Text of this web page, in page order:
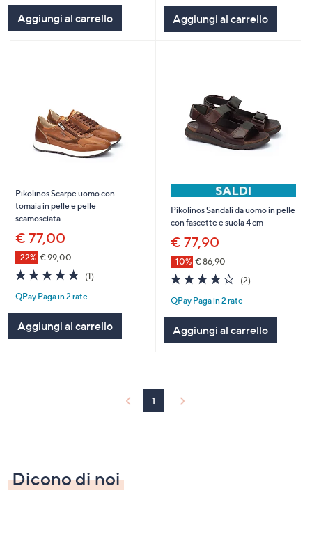
Aggiungi al carrello Aggiungi al carrello
Pikolinos Scarpe uomo con
tomaia in pelle e pelle
scamosciata
€ 77,00
-22% € 99,00
5.0
of
5
(1)1
QPay Paga in 2 rate
Aggiungi al carrello
Pikolinos Sandali da uomo in pelle
con fascette e suola 4 cm
€ 77,90
-10% € 86,90
4.0
of
5
(2)2
QPay Paga in 2 rate
Aggiungi al carrello
1
Dicono di noi